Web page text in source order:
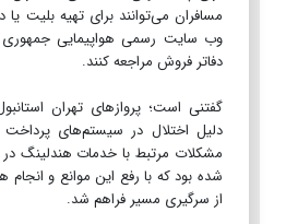
مسافران می‌توانند برای تهیه بلیت یا
وب سایت رسمی هواپیمایی جمهوری
دفاتر فروش مراجعه کنند.
دلیل اختلال در سیستم‌های
مشکلات مرتبط با خدمات هندلینگ در
شده بود که با رفع این موانع و انجام
از سرگیری مسیر فراهم شد.